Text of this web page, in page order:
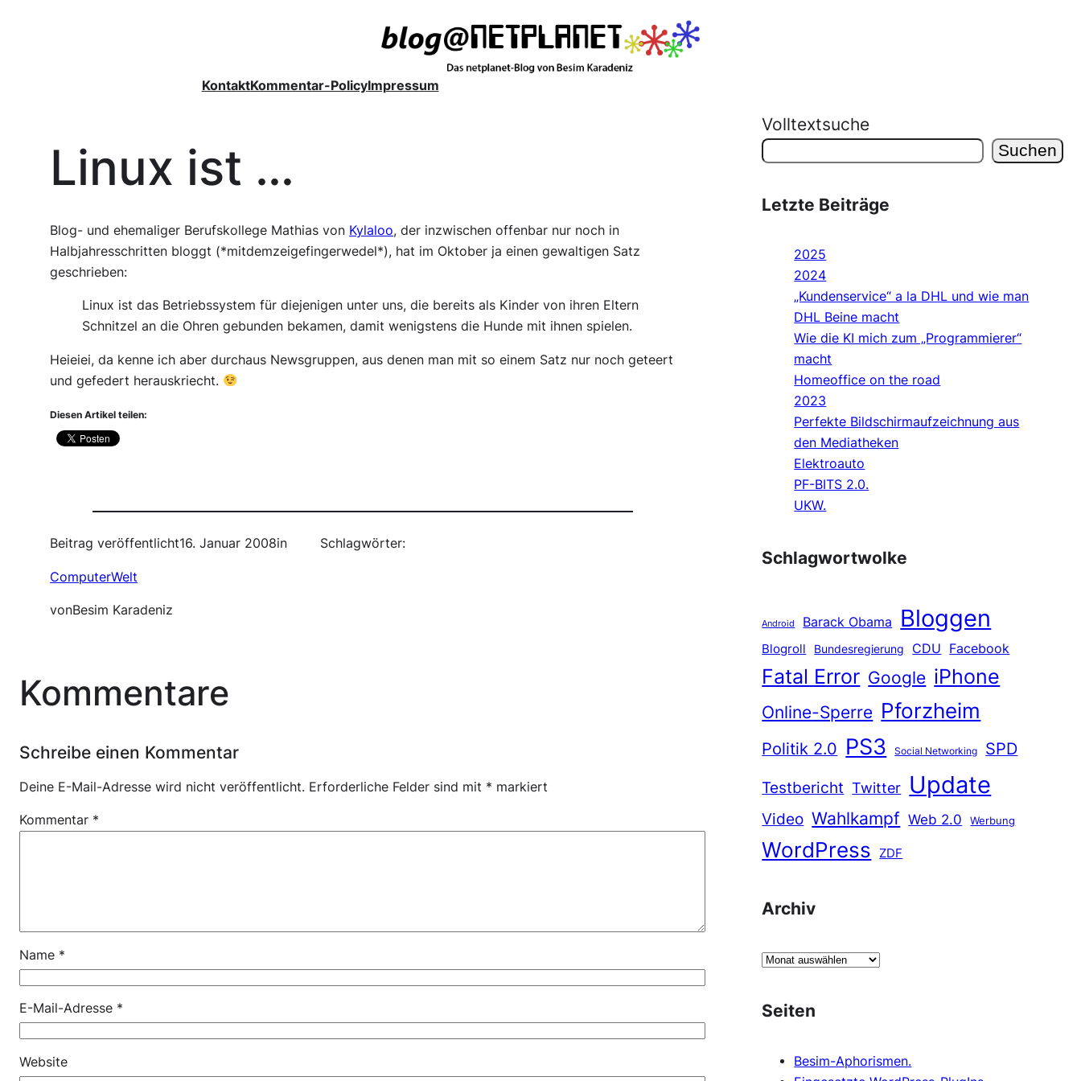
KontaktKommentar-PolicyImpressum
Linux ist …
Blog- und ehemaliger Berufskollege Mathias von Kylaloo, der inzwischen offenbar nur noch in
Halbjahresschritten bloggt (*mitdemzeigefingerwedel*), hat im Oktober ja einen gewaltigen Satz
geschrieben:
Linux ist das Betriebssystem für diejenigen unter uns, die bereits als Kinder von ihren Eltern
Schnitzel an die Ohren gebunden bekamen, damit wenigstens die Hunde mit ihnen spielen.
Heieiei, da kenne ich aber durchaus Newsgruppen, aus denen man mit so einem Satz nur noch geteert
und gefedert herauskriecht.
Diesen Artikel teilen:
Beitrag veröffentlicht16. Januar 2008in
ComputerWelt
vonBesim Karadeniz
Schlagwörter:
Kommentare
Schreibe einen Kommentar
Deine E-Mail-Adresse wird nicht veröffentlicht. Erforderliche Felder sind mit * markiert
Kommentar *
Name *
E-Mail-Adresse *
Website
Volltextsuche
Suchen
Letzte Beiträge
2025
2024
„Kundenservice“ a la DHL und wie man
DHL Beine macht
Wie die KI mich zum „Programmierer“
macht
Homeoffice on the road
2023
Perfekte Bildschirmaufzeichnung aus
den Mediatheken
Elektroauto
PF-BITS 2.0.
UKW.
Schlagwortwolke
Android Barack Obama Bloggen
Blogroll Bundesregierung CDU Facebook
Fatal Error Google iPhone
Online-Sperre Pforzheim
Politik 2.0 PS3 Social Networking
SPD
Testbericht Twitter Update
Video Wahlkampf Web 2.0 Werbung
WordPress ZDF
Archiv
A
h
Seiten
Besim-Aphorismen.